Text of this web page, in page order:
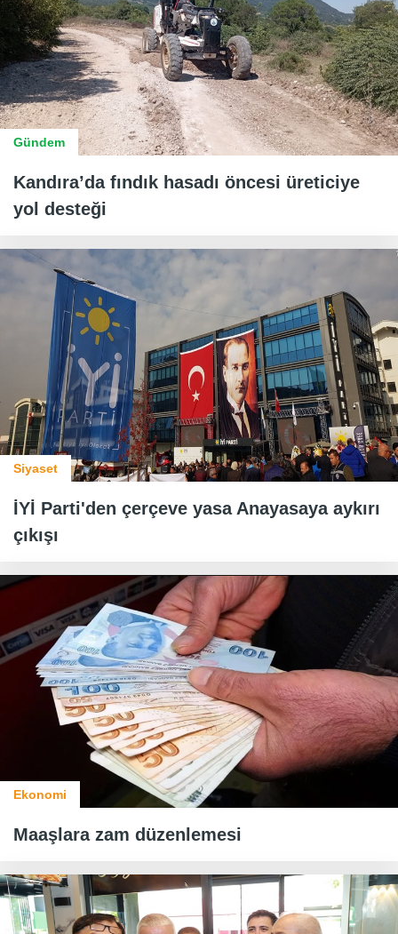
Gündem
Kandıra’da fındık hasadı öncesi üreticiye
yol desteği
Siyaset
İYİ Parti'den çerçeve yasa Anayasaya aykırı
çıkışı
Ekonomi
Maaşlara zam düzenlemesi